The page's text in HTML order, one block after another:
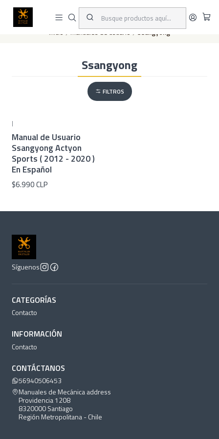
Este es el texto del slide
Inicio Manuales de usuario Ssangyong
Ssangyong
FILTROS
|
Manual de Usuario
Ssangyong Actyon
Sports ( 2012 - 2020 )
En Español
$6.990 CLP
Síguenos
CATEGORÍAS
Contacto
INFORMACIÓN
Contacto
CONTÁCTANOS
56940506453
Manuales de Mecánica address
Providencia 1208
8320000 Santiago
Región Metropolitana - Chile